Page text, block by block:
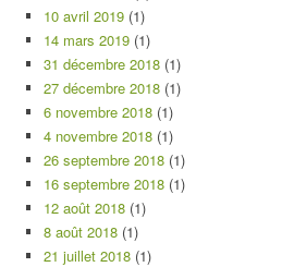
10 avril 2019 (1)
14 mars 2019 (1)
31 décembre 2018 (1)
27 décembre 2018 (1)
6 novembre 2018 (1)
4 novembre 2018 (1)
26 septembre 2018 (1)
16 septembre 2018 (1)
12 août 2018 (1)
8 août 2018 (1)
21 juillet 2018 (1)